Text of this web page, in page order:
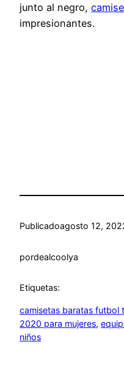
junto al negro,
impresionantes.
Publicadoagosto 12,
pordealcoolya
Etiquetas:
camisetas baratas futbol
2020 para mujeres,
niños